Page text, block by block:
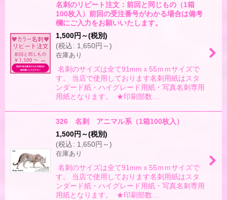
絞り込む
名刺のリピート注文：前回と同じもの（1箱
100枚入）前回の受注番号がわかる場合は備考
欄にご入力をお願いいたします。
1,500円 ～(税別)
(税込: 1,650円 ～)
在庫あり
名刺のサイズは全て91mmｘ55ｍｍサイズで
す。 当店で使用しております名刺用紙はスタ
ンダード紙・ハイグレード用紙・写真名刺専用
用紙となります。 ★印刷部数…
326 名刺 アニマル系（1箱100枚入）
1,500円 ～(税別)
(税込: 1,650円 ～)
在庫あり
名刺のサイズは全て91mmｘ55ｍｍサイズで
す。 当店で使用しております名刺用紙はスタ
ンダード紙・ハイグレード用紙・写真名刺専用
用紙となります。 ★印刷部数…